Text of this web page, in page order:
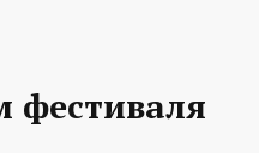
фестиваля